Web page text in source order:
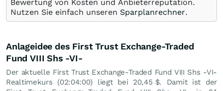
Bewertung von Kosten und Anbieterreputation.
Nutzen Sie einfach unseren Sparplanrechner.
Anlageidee des First Trust Exchange-Traded
Fund VIII Shs -VI-
Der aktuelle First Trust Exchange-Traded Fund VIII Shs -VI-
Realtimekurs (02:04:00) liegt bei 20,45 $. Damit ist der